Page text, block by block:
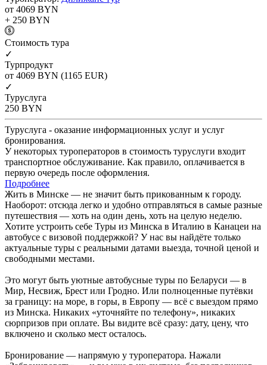
от 4069 BYN
+ 250 BYN
Cтоимость тура
✓
Турпродукт
от 4069 BYN (1165 EUR)
✓
Туруслуга
250 BYN
Туруслуга - оказание информационных услуг и услуг
бронирования.
У некоторых туроператоров в стоимость туруслуги входит
транспортное обслуживание. Как правило, оплачивается в
первую очередь после оформления.
Подробнее
Жить в Минске — не значит быть прикованным к городу.
Наоборот: отсюда легко и удобно отправляться в самые разные
путешествия — хоть на один день, хоть на целую неделю.
Хотите устроить себе Туры из Минска в Италию в Канацеи на
автобусе с визовой поддержкой? У нас вы найдёте только
актуальные туры с реальными датами выезда, точной ценой и
свободными местами.
Это могут быть уютные автобусные туры по Беларуси — в
Мир, Несвиж, Брест или Гродно. Или полноценные путёвки
за границу: на море, в горы, в Европу — всё с выездом прямо
из Минска. Никаких «уточняйте по телефону», никаких
сюрпризов при оплате. Вы видите всё сразу: дату, цену, что
включено и сколько мест осталось.
Бронирование — напрямую у туроператора. Нажали